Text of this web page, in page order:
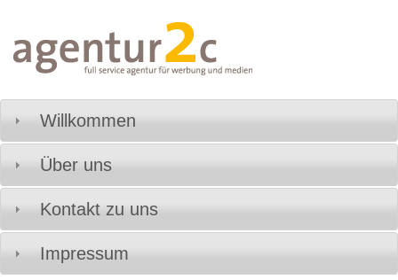
Willkommen
Über uns
Kontakt zu uns
Impressum